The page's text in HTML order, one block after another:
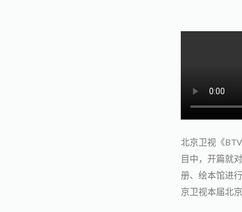
北京卫视《
目中，开篇就
册、绘本馆进
京卫视本届北